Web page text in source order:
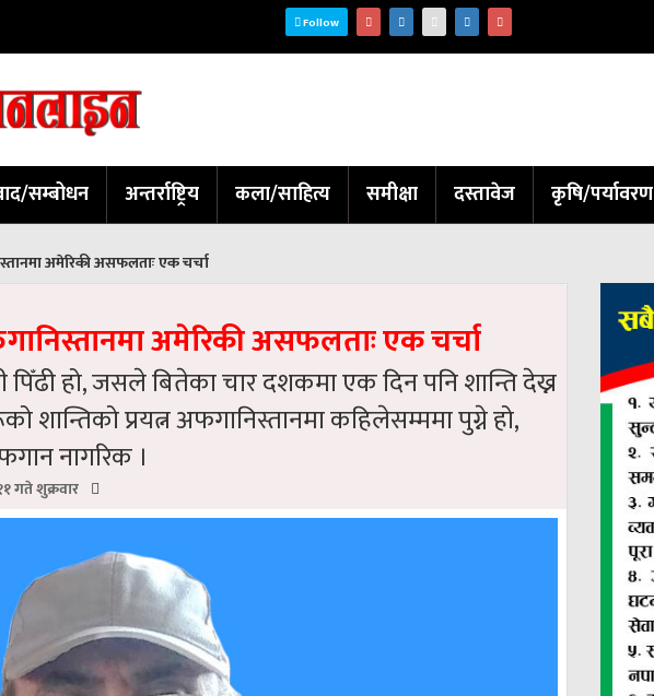
Follow
सम्बोधन अन्तर्राष्ट्रिय कला/साहित्य समीक्षा दस्तावेज कृषि/पर्यावरण
अमेरिकी असफलताः एक चर्चा
अमेरिकी असफलताः एक चर्चा
पिँढी हो, जसले बितेका चार दशकमा एक दिन पनि शान्ति देख्न
शान्तिको प्रयत्न अफगानिस्तानमा कहिलेसम्ममा पुग्ने हो,
नागरिक ।
गते शुक्रवार